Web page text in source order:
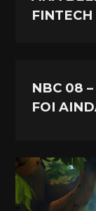
FINTECH
NBC 08
FOI